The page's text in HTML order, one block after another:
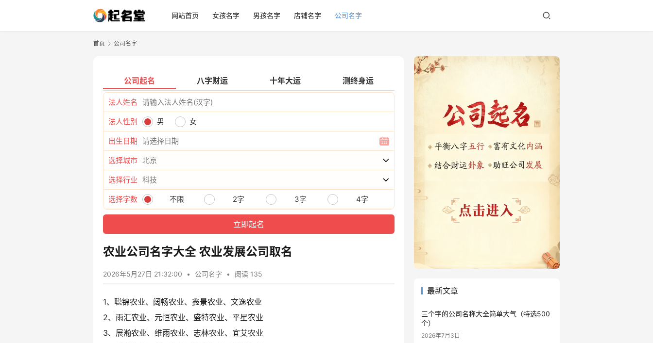
网站首页 女孩名字 男孩名字 店铺名字 公司名字
首页 公司名字
公司起名 八字财运 十年大运 测终身运
法人姓名
法人性别 男 女
出生日期
选择城市
选择行业
选择字数 不限 2字 3字 4字
农业公司名字大全 农业发展公司取名
2026年5月27日 21:32:00 • 公司名字 • 阅读 135
1、聪锦农业、阔畅农业、鑫景农业、文逸农业
2、雨汇农业、元恒农业、盛特农业、平星农业
3、展瀚农业、维雨农业、志林农业、宜艾农业
最新文章
三个字的公司名称大全简单大气（特选500
个）
2026年7月3日